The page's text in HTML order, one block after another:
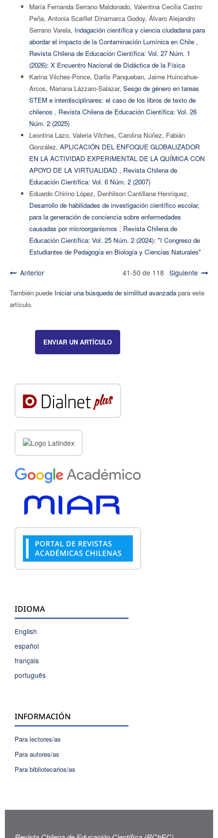
María Fernanda Serrano Maldonado, Valentina Cecilia Castro
Peña, Antonia Scarllet Dinamarca Godoy, Álvaro Alejandro
Serrano Varela, Indagación científica y ciencia ciudadana para
abordar el impacto de la Contaminación Lumínica en Chile ,
Revista Chilena de Educación Científica: Vol. 27 Núm. 1
(2026): X Encuentro Nacional de Didáctica de la Física
Karina Vilches-Ponce, Darlis Panqueban, Jaime Huincahue-
Arcos, Mariana Lázzaro-Salazar, Sesgo de género en tareas
STEM e interdisciplinares: el caso de los libros de texto de
chilenos , Revista Chilena de Educación Científica: Vol. 26
Núm. 2 (2025)
Leontina Lazo, Valeria Vilches, Carolina Núñez, Fabián
González, APLICACIÓN DEL ENFOQUE GLOBALIZADOR
EN LA ACTIVIDAD EXPERIMENTAL DE LA QUÍMICA CON
APOYO DE LA VIRTUALIDAD , Revista Chilena de
Educación Científica: Vol. 6 Núm. 2 (2007)
Eduardo Chirino López, Denhilson Cantillana Henríquez,
Desarrollo de habilidades de investigación científico escolar,
para la generación de conciencia sobre enfermedades
causadas por microorganismos , Revista Chilena de
Educación Científica: Vol. 25 Núm. 2 (2024): "I Congreso de
Estudiantes de Pedagogía en Biología y Ciencias Naturales"
Anterior 41-50 de 118 Siguiente
También puede Iniciar una búsqueda de similitud avanzadapara este
artículo.
ENVIAR UN ARTÍCULO
IDIOMA
English
español
français
português
INFORMACIÓN
Para lectores/as
Para autores/as
Para bibliotecarios/as